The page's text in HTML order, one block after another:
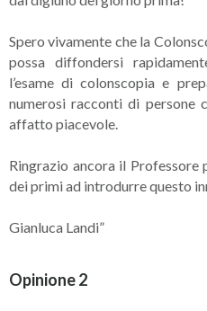
Spero vivamente che la
possa diffondersi
l’esame di colonscopia e
numerosi racconti di persone
affatto piacevole.
Ringrazio ancora il Professore
dei primi ad introdurre questo
Gianluca Landi”
Opinione 2